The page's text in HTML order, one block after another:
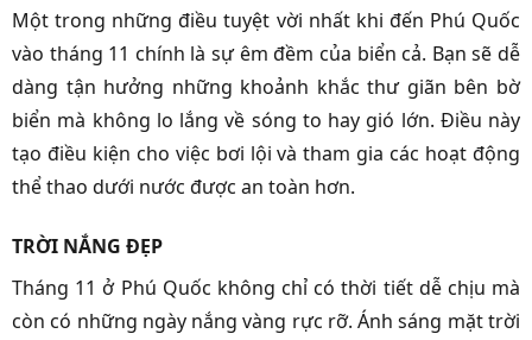
Một trong những điều tuyệt vời nhất khi đến Phú Quốc
vào tháng 11 chính là sự êm đềm của biển cả. Bạn sẽ dễ
dàng tận hưởng những khoảnh khắc thư giãn bên bờ
biển mà không lo lắng về sóng to hay gió lớn. Điều này
tạo điều kiện cho việc bơi lội và tham gia các hoạt động
thể thao dưới nước được an toàn hơn.
TRỜI NẮNG ĐẸP
Tháng 11 ở Phú Quốc không chỉ có thời tiết dễ chịu mà
còn có những ngày nắng vàng rực rỡ. Ánh sáng mặt trời